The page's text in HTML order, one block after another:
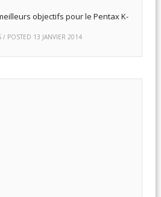
objectifs pour le Pentax K-
/ POSTED 13 JANVIER 2014